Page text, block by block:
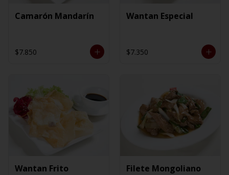
Camarón Mandarín
$7.850
Wantan Especial
$7.350
Wantan Frito Filete Mongoliano